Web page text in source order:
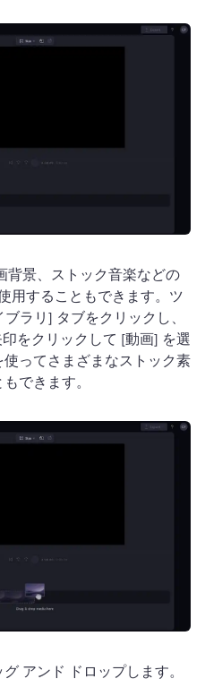
背景、ストック音楽などの
用することもできます。 ツ
ラリ] タブをクリックし、
をクリックして [動画] を選
使ってさまざまなストック素
できます。
アンド ドロップします。